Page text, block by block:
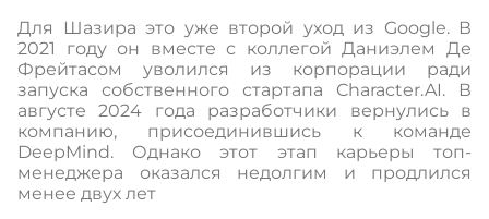
Для Шазира это уже второй уход из Google. В
2021 году он вместе с коллегой Даниэлем Де
Фрейтасом уволился из корпорации ради
запуска собственного стартапа Character.AI. В
августе 2024 года разработчики вернулись в
компанию, присоединившись к команде
DeepMind. Однако этот этап карьеры топ-
менеджера оказался недолгим и продлился
менее двух лет